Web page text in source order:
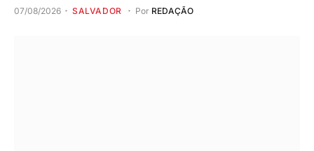
07/08/2026 SALVADOR Por REDAÇÃO